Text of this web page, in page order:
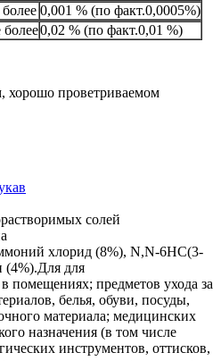
0,001 % (по факт.0,0005%)
более0,02 % (по факт.0,01 %)
хорошо проветриваемом
солей
хлорид (8%), N,N-6HC(3-
(4%).Для для
помещениях; предметов ухода за
белья, обуви, посуды,
материала; медицинских
назначения (в том числе
инструментов, оттисков,